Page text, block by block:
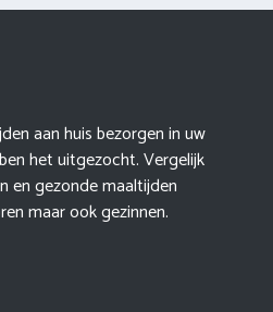
aan huis bezorgen in uw
het uitgezocht. Vergelijk
en gezonde maaltijden
maar ook gezinnen.